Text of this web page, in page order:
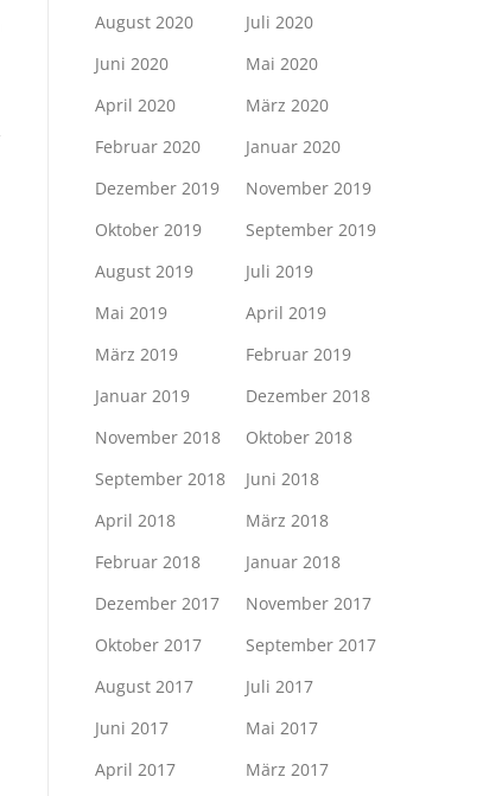
August 2020
Juli 2020
Juni 2020
Mai 2020
April 2020
März 2020
Februar 2020
Januar 2020
Dezember 2019
November 2019
Oktober 2019
September 2019
August 2019
Juli 2019
Mai 2019
April 2019
März 2019
Februar 2019
Januar 2019
Dezember 2018
November 2018
Oktober 2018
September 2018
Juni 2018
April 2018
März 2018
Februar 2018
Januar 2018
Dezember 2017
November 2017
Oktober 2017
September 2017
August 2017
Juli 2017
Juni 2017
Mai 2017
April 2017
März 2017